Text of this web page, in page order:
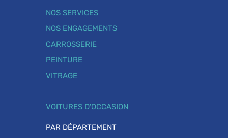
NOS SERVICES
NOS ENGAGEMENTS
CARROSSERIE
PEINTURE
VITRAGE
VOITURES D'OCCASION
PAR DÉPARTEMENT